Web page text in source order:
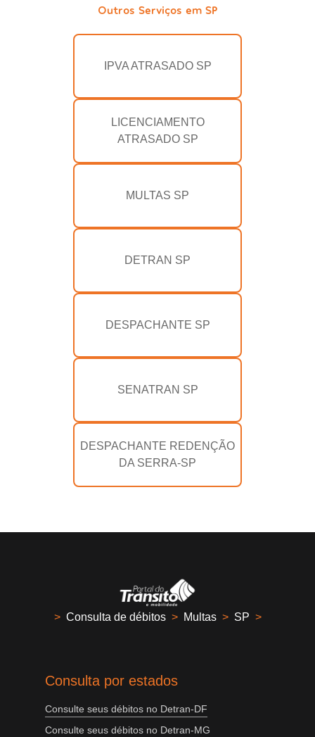
Outros Serviços em SP
IPVA ATRASADO SP
LICENCIAMENTO
ATRASADO SP
MULTAS SP
DETRAN SP
DESPACHANTE SP
SENATRAN SP
DESPACHANTE REDENÇÃO
DA SERRA-SP
> Consulta de débitos > Multas > SP >
Consulta por estados
Consulte seus débitos no Detran-DF
Consulte seus débitos no Detran-MG